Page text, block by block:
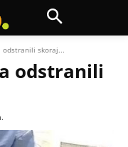
odstranili skoraj...
odstranili